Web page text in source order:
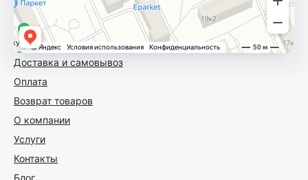
Доставка и самовывоз
Оплата
Возврат товаров
О компании
Услуги
Контакты
Блог